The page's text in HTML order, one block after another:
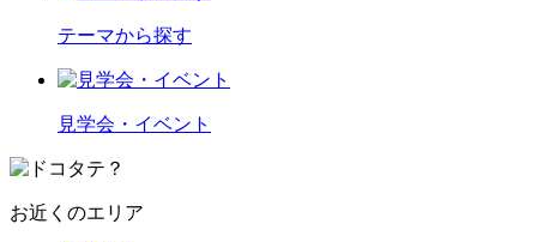
テーマから探す
見学会・イベント
お近くのエリア